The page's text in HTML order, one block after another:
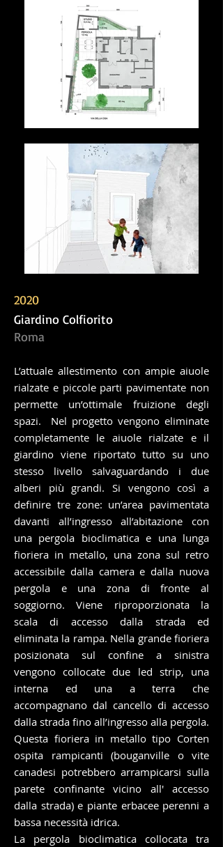
2020
Giardino Colfiorito
Roma
L’attuale allestimento con ampie aiuole
rialzate e piccole parti pavimentate non
permette un’ottimale fruizione degli
spazi. Nel progetto vengono eliminate
completamente le aiuole rialzate e il
giardino viene riportato tutto su uno
stesso livello salvaguardando i due
alberi più grandi. Si vengono così a
definire tre zone: un’area pavimentata
davanti all’ingresso all’abitazione con
una pergola bioclimatica e una lunga
fioriera in metallo, una zona sul retro
accessibile dalla camera e dalla nuova
pergola e una zona di fronte al
soggiorno. Viene riproporzionata la
scala di accesso dalla strada ed
eliminata la rampa. Nella grande fioriera
posizionata sul confine a sinistra
vengono collocate due led strip, una
interna ed una a terra che
accompagnano dal cancello di accesso
dalla strada fino all’ingresso alla pergola.
Questa fioriera in metallo tipo Corten
ospita rampicanti (bouganville o vite
canadesi potrebbero arrampicarsi sulla
parete confinante vicino all' accesso
dalla strada) e piante erbacee perenni a
bassa necessità idrica.
La pergola bioclimatica collocata tra